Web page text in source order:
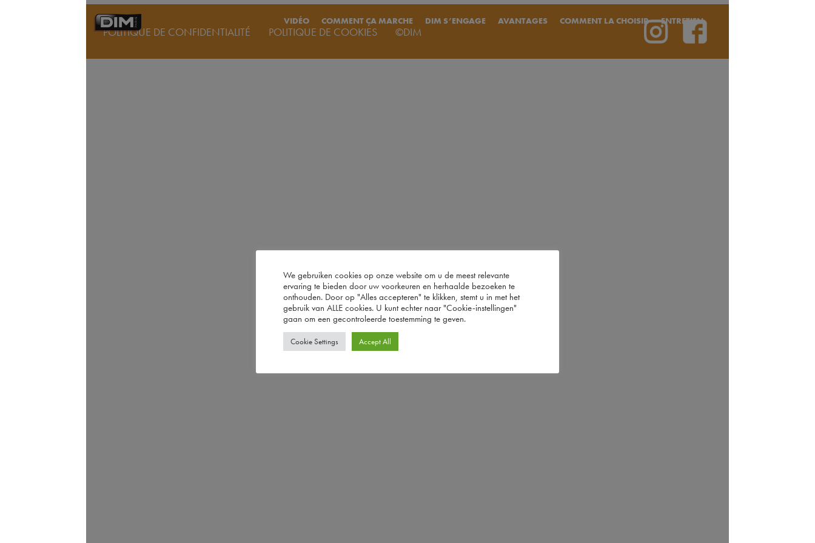
VIDÉO COMMENT ÇA MARCHE DIM S’ENGAGE AVANTAGES COMMENT LA CHOISIR ENTRETIEN
POLITIQUE DE CONFIDENTIALITÉ POLITIQUE DE COOKIES ©DIM
We gebruiken cookies op onze website om u de meest relevante
ervaring te bieden door uw voorkeuren en herhaalde bezoeken te
onthouden. Door op "Alles accepteren" te klikken, stemt u in met het
gebruik van ALLE cookies. U kunt echter naar "Cookie-instellingen"
gaan om een ​​gecontroleerde toestemming te geven.
Cookie Settings Accept All